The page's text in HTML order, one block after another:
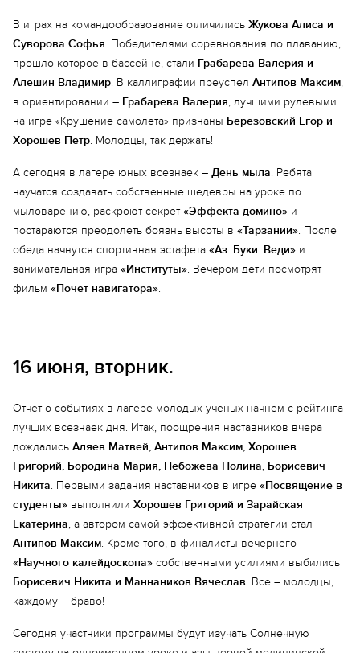
Еще 6 фото
В играх на командообразование отличились Жукова Алиса и
Суворова Софья. Победителями соревнования по плаванию,
прошло которое в бассейне, стали Грабарева Валерия и
Алешин Владимир. В каллиграфии преуспел Антипов Максим,
в ориентировании – Грабарева Валерия, лучшими рулевыми
на игре «Крушение самолета» признаны Березовский Егор и
Хорошев Петр. Молодцы, так держать!
А сегодня в лагере юных всезнаек – День мыла. Ребята
научатся создавать собственные шедевры на уроке по
мыловарению, раскроют секрет«Эффекта домино» и
постараются преодолеть боязнь высоты в «Тарзании». После
обеда начнутся спортивная эстафета «Аз. Буки. Веди» и
занимательная игра «Институты». Вечером дети посмотрят
фильм «Почет навигатора».
16 июня, вторник.
Отчет о событиях в лагере молодых ученых начнем с рейтинга
лучших всезнаек дня. Итак, поощрения наставников вчера
дождались Аляев Матвей, Антипов Максим, Хорошев
Григорий, Бородина Мария, Небожева Полина, Борисевич
Никита. Первыми задания наставников в игре «Посвящение в
студенты» выполнили Хорошев Григорий и Зарайская
Екатерина, а автором самой эффективной стратегии стал
Антипов Максим. Кроме того, в финалисты вечернего
«Научного калейдоскопа» собственными усилиями выбились
Борисевич Никита и Маннаников Вячеслав. Все – молодцы,
каждому – браво!
Сегодня участники программы будут изучать Солнечную